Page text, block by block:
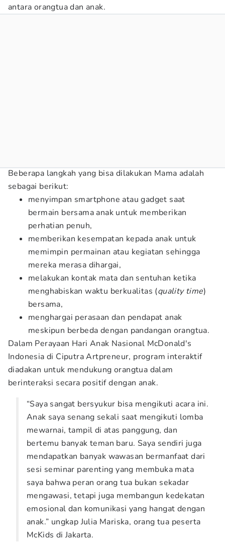
antara orangtua dan anak.
Beberapa langkah yang bisa dilakukan Mama adalah
sebagai berikut:
menyimpan smartphone atau gadget saat
bermain bersama anak untuk memberikan
perhatian penuh,
memberikan kesempatan kepada anak untuk
memimpin permainan atau kegiatan sehingga
mereka merasa dihargai,
melakukan kontak mata dan sentuhan ketika
menghabiskan waktu berkualitas (quality time)
bersama,
menghargai perasaan dan pendapat anak
meskipun berbeda dengan pandangan orangtua.
Dalam Perayaan Hari Anak Nasional McDonald's
Indonesia di Ciputra Artpreneur, program interaktif
diadakan untuk mendukung orangtua dalam
berinteraksi secara positif dengan anak.
“Saya sangat bersyukur bisa mengikuti acara ini.
Anak saya senang sekali saat mengikuti lomba
mewarnai, tampil di atas panggung, dan
bertemu banyak teman baru. Saya sendiri juga
mendapatkan banyak wawasan bermanfaat dari
sesi seminar parenting yang membuka mata
saya bahwa peran orang tua bukan sekadar
mengawasi, tetapi juga membangun kedekatan
emosional dan komunikasi yang hangat dengan
anak.” ungkap Julia Mariska, orang tua peserta
McKids di Jakarta.